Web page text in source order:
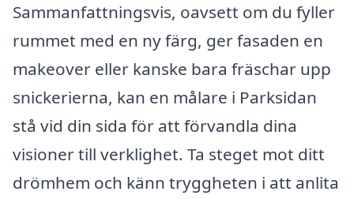
Sammanfattningsvis, oavsett om du fyller
rummet med en ny färg, ger fasaden en
makeover eller kanske bara fräschar upp
snickerierna, kan en målare i Parksidan
stå vid din sida för att förvandla dina
visioner till verklighet. Ta steget mot ditt
drömhem och känn tryggheten i att anlita